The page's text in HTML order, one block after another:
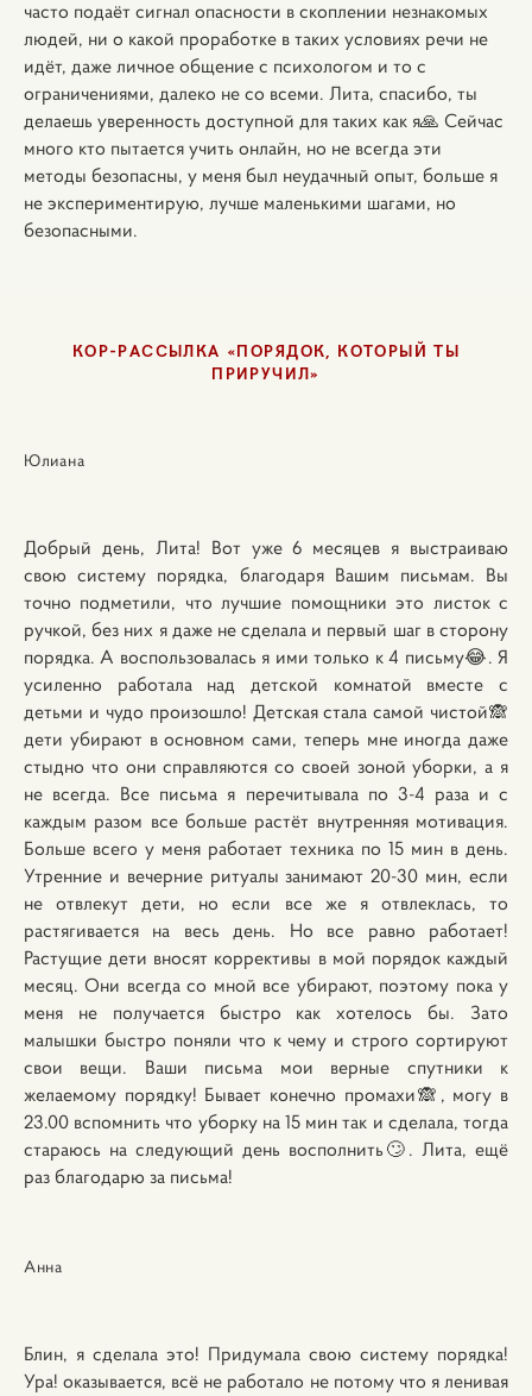
часто подаёт сигнал опасности в скоплении незнакомых
людей, ни о какой проработке в таких условиях речи не
идёт, даже личное общение с психологом и то с
ограничениями, далеко не со всеми. Лита, спасибо, ты
делаешь уверенность доступной для таких как я🙏 Сейчас
много кто пытается учить онлайн, но не всегда эти
методы безопасны, у меня был неудачный опыт, больше я
не экспериментирую, лучше маленькими шагами, но
безопасными.
КОР-РАССЫЛКА «ПОРЯДОК, КОТОРЫЙ ТЫ
ПРИРУЧИЛ»
Юлиана
Добрый день, Лита! Вот уже 6 месяцев я выстраиваю
свою систему порядка, благодаря Вашим письмам. Вы
точно подметили, что лучшие помощники это листок с
ручкой, без них я даже не сделала и первый шаг в сторону
порядка. А воспользовалась я ими только к 4 письму😂. Я
усиленно работала над детской комнатой вместе с
детьми и чудо произошло! Детская стала самой чистой🙈
дети убирают в основном сами, теперь мне иногда даже
стыдно что они справляются со своей зоной уборки, а я
не всегда. Все письма я перечитывала по 3-4 раза и с
каждым разом все больше растёт внутренняя мотивация.
Больше всего у меня работает техника по 15 мин в день.
Утренние и вечерние ритуалы занимают 20-30 мин, если
не отвлекут дети, но если все же я отвлеклась, то
растягивается на весь день. Но все равно работает!
Растущие дети вносят коррективы в мой порядок каждый
месяц. Они всегда со мной все убирают, поэтому пока у
меня не получается быстро как хотелось бы. Зато
малышки быстро поняли что к чему и строго сортируют
свои вещи. Ваши письма мои верные спутники к
желаемому порядку! Бывает конечно промахи🙈, могу в
23.00 вспомнить что уборку на 15 мин так и сделала, тогда
стараюсь на следующий день восполнить🙄. Лита, ещё
раз благодарю за письма!
Анна
Блин, я сделала это! Придумала свою систему порядка!
Ура! оказывается, всё не работало не потому что я ленивая